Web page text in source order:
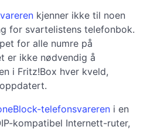
kjenner ikke til noen
for svartelistens telefonbok.
for alle numre på
er ikke nødvendig å
i Fritz!Box hver kveld,
telefonsvareren i en
kompatibel Internett-ruter,